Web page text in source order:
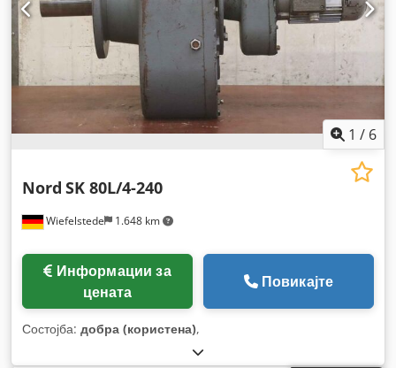
1 / 6
Wiefelstede 1.648 km
Nord SK 80L/4-240
цената
Повикајте
Состојба: добра (користена),